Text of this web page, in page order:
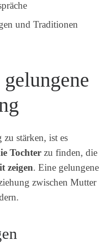
und Traditionen
stärken, ist es
Tochter zu finden, die
zeigen. Eine gelungene
zwischen Mutter